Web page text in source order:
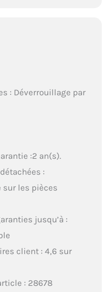
: Déverrouillage par
:2 an(s).
:
les pièces
jusqu’à :
client : 4,6 sur
: 28678